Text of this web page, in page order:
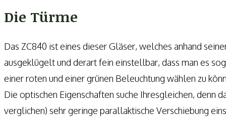
Die Türme
Das ZC840 ist eines dieser Gläser, welches anhand
ausgeklügelt und derart fein einstellbar, dass man es
einer roten und einer grünen Beleuchtung wählen zu
Die optischen Eigenschaften suche Ihresgleichen, denn
verglichen) sehr geringe parallaktische Verschiebung